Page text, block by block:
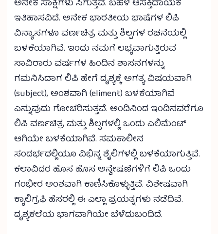
ಅನೇಕ ಸಾಕ್ಷಿಗಳು ಸಿಗುತ್ತವೆ. ಬಹಳ ಆಸಕ್ತಿದಾಯಕ
ಇತಿಹಾಸವಿದೆ. ಅನೇಕ ಭಾರತೀಯ ಭಾಷೆಗಳ ಲಿಪಿ
ವಿನ್ಯಾಸಗಳೂ ವರ್ಣಚಿತ್ರ ಮತ್ತು ಶಿಲ್ಪಗಳ ರಚನೆಯಲ್ಲಿ
ಬಳಕೆಯಾಗಿವೆ. ಇಂದು ನಮಗೆ ಲಭ್ಯವಾಗುತ್ತಿರುವ
ಸಾವಿರಾರು ವರ್ಷಗಳ ಹಿಂದಿನ ಶಾಸನಗಳನ್ನು
ಗಮನಿಸಿದಾಗ ಲಿಪಿ ಹೇಗೆ ದೃಶ್ಯಕ್ಕೆ ಅಗತ್ಯ ವಿಷಯವಾಗಿ
(subject), ಅಂಶವಾಗಿ (eliment) ಬಳಕೆಯಾಗಿವೆ
ಎನ್ನುವುದು ಗೋಚರಿಸುತ್ತವೆ. ಅಂದಿನಿಂದ ಇಂದಿನವರೆಗೂ
ಲಿಪಿ ವರ್ಣಚಿತ್ರ ಮತ್ತು ಶಿಲ್ಪಗಳಲ್ಲಿ ಒಂದು ಎಲಿಮೆಂಟ್
ಆಗಿಯೇ ಬಳಕೆಯಾಗಿವೆ. ಸಮಕಾಲೀನ
ಸಂದರ್ಭದಲ್ಲಿಯೂ ವಿಭಿನ್ನ ಶೈಲಿಗಳಲ್ಲಿ ಬಳಕೆಯಾಗುತ್ತಿವೆ.
ಕಲಾವಿದರ ಹೊಸ ಹೊಸ ಅನ್ವೇಷಣೆಗಳಿಗೆ ಲಿಪಿ ಒಂದು
ಗಂಭೀರ ಅಂಶವಾಗಿ ಕಾಣಿಸಿಕೊಳ್ಳುತ್ತಿವೆ. ವಿಶೇಷವಾಗಿ
ಕ್ಯಾಲಿಗ್ರಫಿ ಹೆಸರಲ್ಲಿ ಈ ಎಲ್ಲಾ ಪ್ರಯತ್ನಗಳು ನಡೆದಿವೆ.
ದೃಶ್ಯಕಲೆಯ ಭಾಗವಾಗಿಯೇ ಬೆಳೆದುಬಂದಿದೆ.